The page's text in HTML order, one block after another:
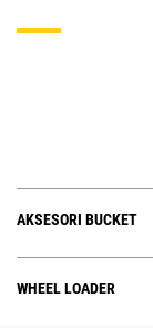
AKSESORI BUCKET
WHEEL LOADER